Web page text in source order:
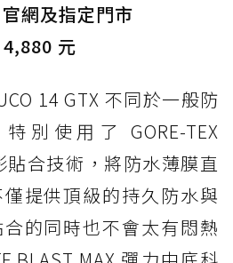
網及指定門市
元
14 GTX 不同於一般防
別使用了 GORE-TEX
貼合技術，將防水薄膜直
提供頂級的持久防水與
的同時也不會太有悶熱